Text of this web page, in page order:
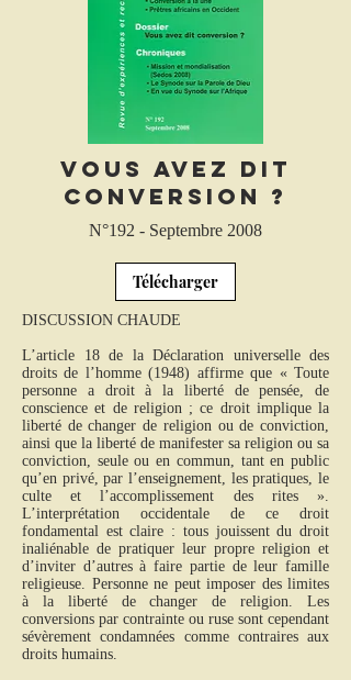
Vous avez dit
conversion ?
N°192 - Septembre 2008
Télécharger
DISCUSSION CHAUDE
L’article 18 de la Déclaration universelle des
droits de l’homme (1948) affirme que « Toute
personne a droit à la liberté de pensée, de
conscience et de religion ; ce droit implique la
liberté de changer de religion ou de conviction,
ainsi que la liberté de manifester sa religion ou sa
conviction, seule ou en commun, tant en public
qu’en privé, par l’enseignement, les pratiques, le
culte et l’accomplissement des rites ».
L’interprétation occidentale de ce droit
fondamental est claire : tous jouissent du droit
inaliénable de pratiquer leur propre religion et
d’inviter d’autres à faire partie de leur famille
religieuse. Personne ne peut imposer des limites
à la liberté de changer de religion. Les
conversions par contrainte ou ruse sont cependant
sévèrement condamnées comme contraires aux
droits humains.